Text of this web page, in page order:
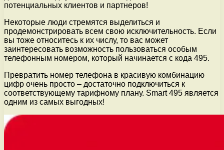
потенциальных клиентов и партнеров!
Некоторые люди стремятся выделиться и
продемонстрировать всем свою исключительность. Если
вы тоже относитесь к их числу, то вас может
заинтересовать возможность пользоваться особым
телефонным номером, который начинается с кода 495.
Превратить номер телефона в красивую комбинацию
цифр очень просто – достаточно подключиться к
соответствующему тарифному плану. Smart 495 является
одним из самых выгодных!